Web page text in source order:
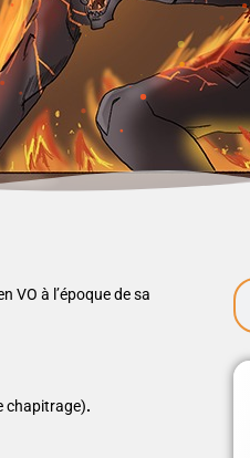
VO à l’époque de sa
chapitrage).